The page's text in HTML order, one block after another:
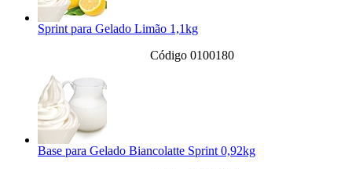
Sprint para Gelado Limão 1,1kg
Código 0100180
Base para Gelado Biancolatte Sprint 0,92kg